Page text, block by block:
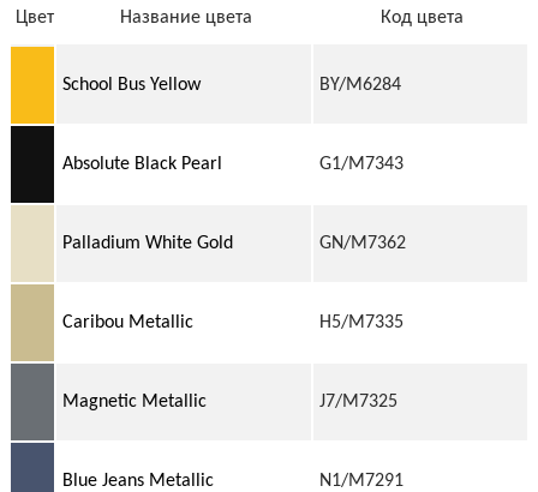
Цвет Название цвета Код цвета
School Bus Yellow BY/M6284
Absolute Black Pearl G1/M7343
Palladium White Gold GN/M7362
Caribou Metallic H5/M7335
Magnetic Metallic J7/M7325
Blue Jeans Metallic N1/M7291